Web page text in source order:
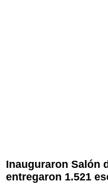
Inauguraron Salón
entregaron 1.521